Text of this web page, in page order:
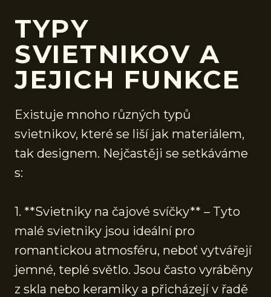
TYPY
SVIETNIKOV A
JEJICH FUNKCE
Existuje mnoho různých typů
svietnikov, které se liší jak materiálem,
tak designem. Nejčastěji se setkáváme
s:
1. **Svietniky na čajové svíčky** – Tyto
malé svietniky jsou ideální pro
romantickou atmosféru, neboť vytvářejí
jemné, teplé světlo. Jsou často vyráběny
z skla nebo keramiky a přicházejí v řadě